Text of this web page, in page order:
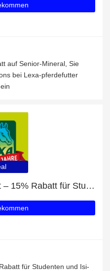
auf Senior-Mineral, Sie
bei Lexa-pferdefutter
Erhalten Sie 26% Rabatt – 15% Rabatt für Studenten und Isi-Mineral-Cobs mit 32% Rabatt
für Studenten und Isi-